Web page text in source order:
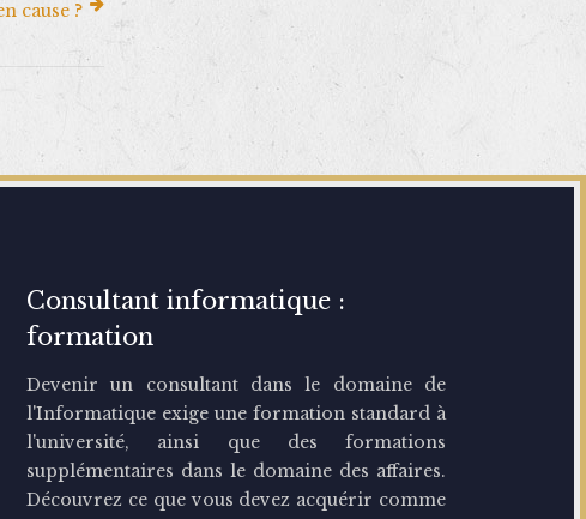
cause ?
Consultant informatique :
formation
Devenir un consultant dans le domaine de
l'Informatique exige une formation standard à
l'université, ainsi que des formations
supplémentaires dans le domaine des affaires.
Découvrez ce que vous devez acquérir comme